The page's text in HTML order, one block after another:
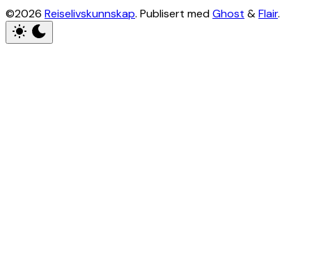
©2026 Reiselivskunnskap. Publisert medGhost &Flair.